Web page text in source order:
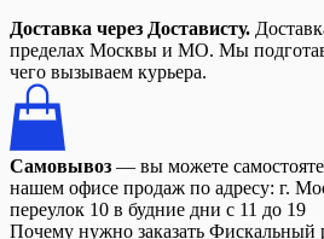
Доставка через Достависту.
пределах Москвы и МО. Мы
чего вызываем курьера.
Самовывоз — вы можете
нашем офисе продаж по адресу: г.
переулок 10 в будние дни с 11 до 19
Почему нужно заказать Фискальный